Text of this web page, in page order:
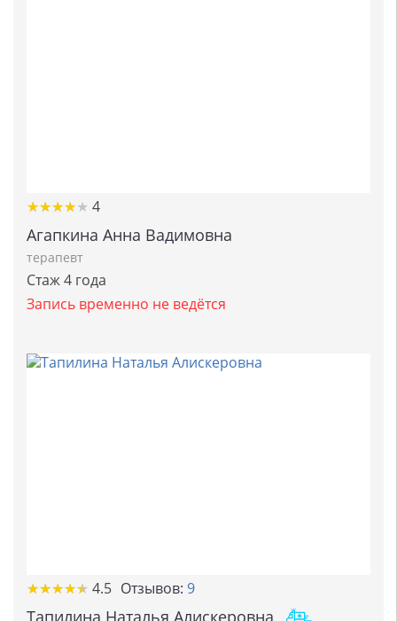
★★★★★
★★★★★ 4
Агапкина Анна Вадимовна
терапевт
Стаж 4 года
Запись временно не ведётся
★★★★★
★★★★★ 4.5 Отзывов: 9
Тапилина Наталья Алискеровна